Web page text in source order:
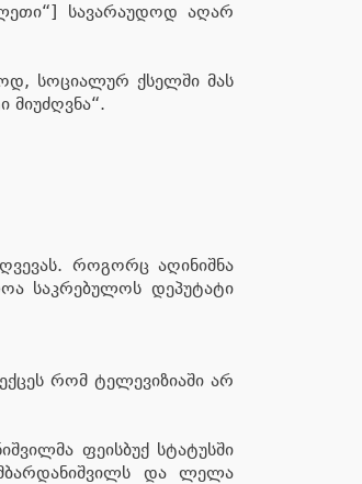
სავარაუდოდ აღარ
სოციალურ ქსელში მას
მიუძღვნა“.
როგორც აღინიშნა
საკრებულოს დეპუტატი
რომ ტელევიზიაში არ
ფეისბუქ სტატუსში
და ლელა